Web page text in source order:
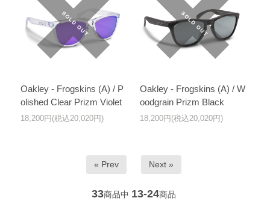
Oakley - Frogskins (A) / P
olished Clear Prizm Violet
18,200円(税込20,020円)
Oakley - Frogskins (A) / W
oodgrain Prizm Black
18,200円(税込20,020円)
« Prev Next »
33商品中 13-24商品